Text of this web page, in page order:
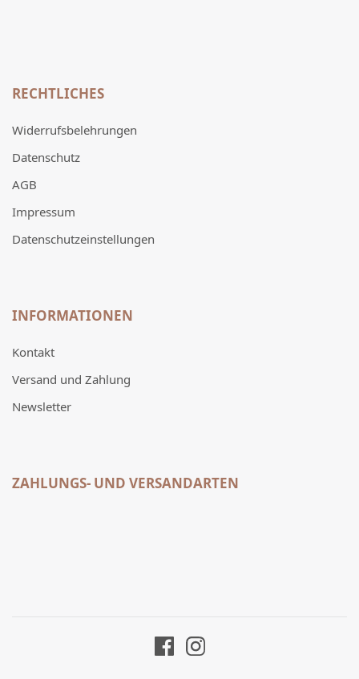
RECHTLICHES
Widerrufsbelehrungen
Datenschutz
AGB
Impressum
Datenschutzeinstellungen
INFORMATIONEN
Kontakt
Versand und Zahlung
Newsletter
ZAHLUNGS- UND VERSANDARTEN